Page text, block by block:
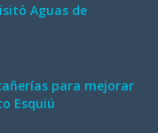
Aguas de
para mejorar
Esquiú